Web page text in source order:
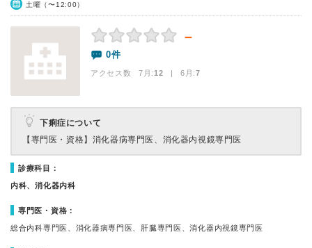
土曜（〜12:00）
－
0件
アクセス数 7月:12 | 6月:7
下痢症について
【専門医・資格】 消化器病専門医、消化器内視鏡専門医
診療科目：
内科、消化器内科
専門医・資格：
総合内科専門医、消化器病専門医、肝臓専門医、消化器内視鏡専門医